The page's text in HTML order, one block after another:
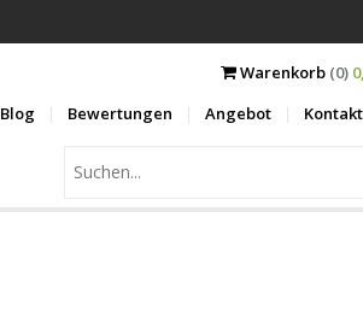
Warenkorb(0)
Blog
Bewertungen Angebot Kontakt